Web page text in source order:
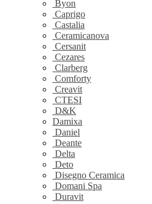
Byon
Caprigo
Castalia
Ceramicanova
Cersanit
Cezares
Clarberg
Comforty
Creavit
CTESI
D&K
Damixa
Daniel
Deante
Delta
Deto
Disegno Ceramica
Domani Spa
Duravit